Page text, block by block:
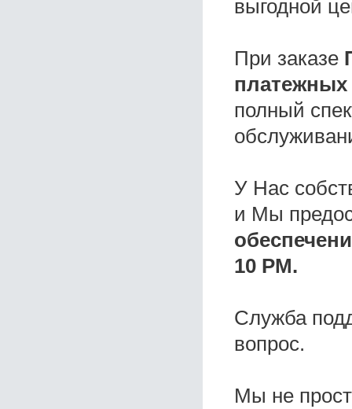
выгодной
При заказе
платежных
полный
У Нас
и Мы
10 РМ.
Служба
вопрос.
Мы не